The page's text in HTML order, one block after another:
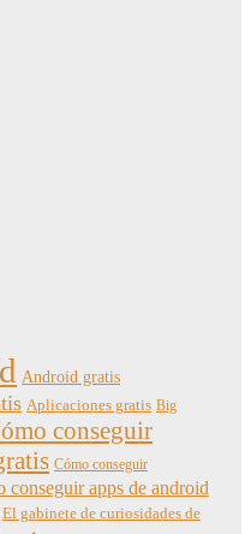
Android gratis
Aplicaciones gratis Big
conseguir
Cómo conseguir
conseguir apps de android
El gabinete de curiosidades de